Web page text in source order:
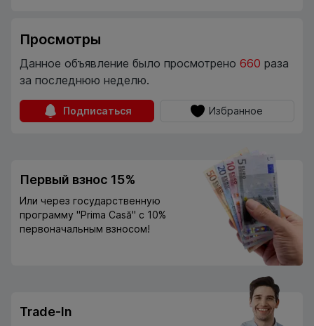
Просмотры
Данное объявление было просмотрено 660 раза
за последнюю неделю.
Подписаться Избранное
Первый взнос 15%
Или через государственную
программу "Prima Casă" с 10%
первоначальным взносом!
Trade-In